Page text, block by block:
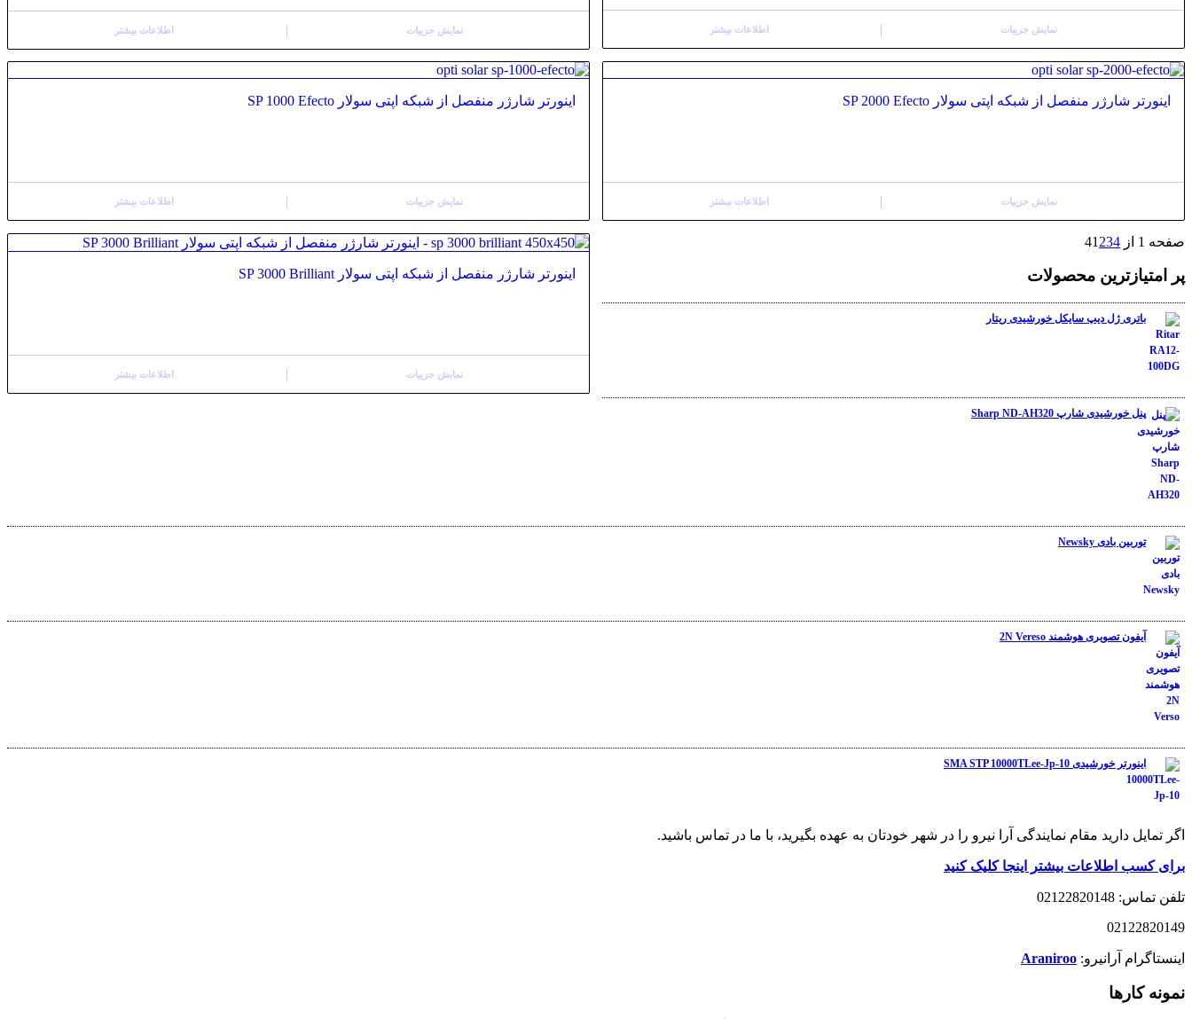
اطلاعات بیشتر نمایش جزییات اطلاعات بیشتر نمایش جزییات
اینورتر شارژر منفصل از شبکه اپتی سولار SP 1000 Efecto
اطلاعات بیشتر نمایش جزییات
اینورتر شارژر منفصل از شبکه اپتی سولار SP 2000 Efecto
اطلاعات بیشتر نمایش جزییات
اینورتر شارژر منفصل از شبکه اپتی سولار SP 3000 Brilliant
اطلاعات بیشتر نمایش جزییات
صفحه 1 از 4 1 234
پر امتیازترین محصولات
باتری ژل دیپ سایکل خورشیدی ریتار
نمره5.00از 5
پنل خورشیدی شارپ Sharp ND-AH320
نمره4.50از 5
توربین بادی Newsky
نمره4.00از
5
آیفون تصویری هوشمند 2N Vereso
نمره3.00
اینورتر خورشیدی SMA STP 10000TLee-Jp-10
اگر تمایل دارید مقام نمایندگی آرا نیرو را در شهر خودتان به عهده بگیرید، با ما در تماس باشید.
برای کسب اطلاعات بیشتر اینجا کلیک کنید
تلفن تماس: 02122820148
02122820149
اینستاگرام آرانیرو: Araniroo
نمونه کارها